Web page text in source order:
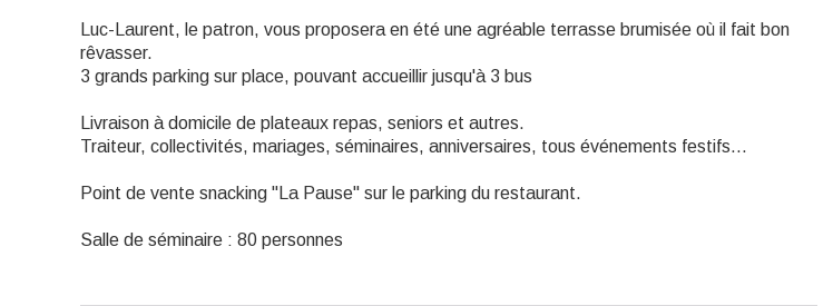
Luc-Laurent, le patron, vous proposera en été une agréable terrasse brumisée où il fait bon
rêvasser.
3 grands parking sur place, pouvant accueillir jusqu'à 3 bus
Livraison à domicile de plateaux repas, seniors et autres.
Traiteur, collectivités, mariages, séminaires, anniversaires, tous événements festifs...
Point de vente snacking "La Pause" sur le parking du restaurant.
Salle de séminaire : 80 personnes